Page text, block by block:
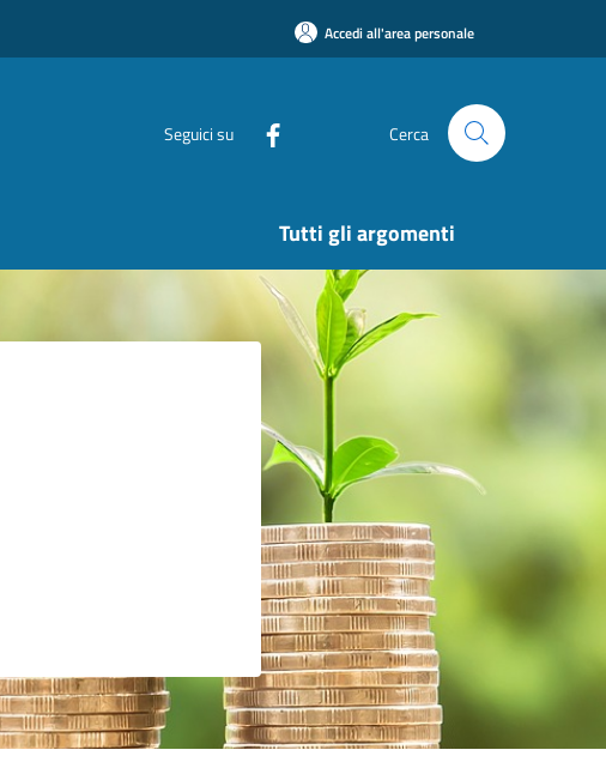
Accedi all'area personale
Seguici su Cerca
Tutti gli argomenti